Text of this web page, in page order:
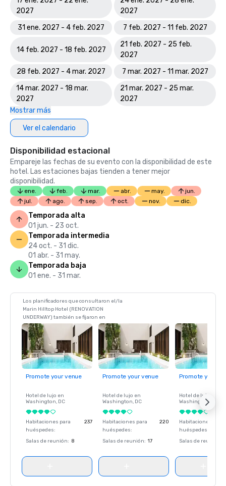
2027
2027
31 ene. 2027 - 4 feb. 2027
7 feb. 2027 - 11 feb. 2027
14 feb. 2027 - 18 feb. 2027
21 feb. 2027 - 25 feb.
2027
28 feb. 2027 - 4 mar. 2027
7 mar. 2027 - 11 mar. 2027
14 mar. 2027 - 18 mar.
2027
21 mar. 2027 - 25 mar.
2027
Mostrar más
Ver el calendario
Disponibilidad estacional
Empareje las fechas de su evento con la disponibilidad de este
hotel. Las estaciones bajas tienden a tener mejor
disponibilidad.
ene. feb. mar. abr. may.
jun.
jul.
ago. sep. oct. nov. dic.
Temporada alta
01 jun. - 23 oct.
Temporada intermedia
24 oct. - 31 dic.
01 abr. - 31 may.
Temporada baja
01 ene. - 31 mar.
Los planificadores que consultaron el/la
Marin Hilltop Hotel (RENOVATION
UNDERWAY) también se fijaron en
Promote your venue
Hotel de lujo en
Washington, DC
Habitaciones para
huéspedes:
237
Salas de reunión: 8
Promote your venue
Hotel de lujo en
Washington, DC
Habitaciones para
huéspedes:
220
Salas de reunión: 17
Promote your
Hotel de lujo en
Washington
Habitaciones para
huéspedes
Salas de reunión